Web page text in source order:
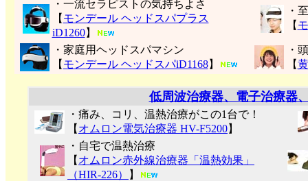
・一流セラピストの気持ちよさ
【 モンデール ヘッドスパプラス
iD1260】
・
【
・家庭用ヘッドスパマシン
【 モンデール ヘッドスパiD1168】
・
【
低周波治療器、電子治療器
・痛み、コリ、温熱治療がこの1台で！
【 オムロン電気治療器 HV-F5200】
・自宅で温熱治療
【 オムロン赤外線治療器「温熱効果」
（HIR-226）
】